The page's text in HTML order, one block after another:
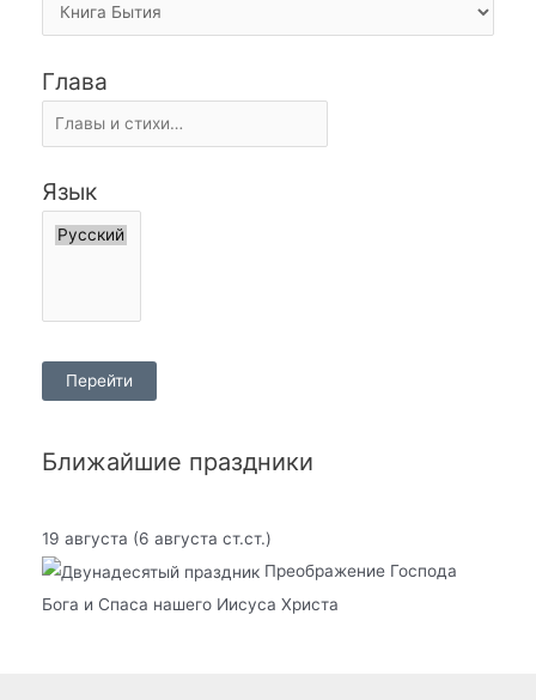
Глава
Язык
Ближайшие праздники
19 августа (6 августа ст.ст.)
Преображение Господа
Бога и Спаса нашего Иисуса Христа